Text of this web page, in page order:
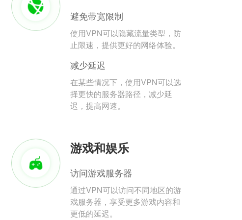
避免带宽限制
使用VPN可以隐藏流量类型，防
止限速，提供更好的网络体验。
减少延迟
在某些情况下，使用VPN可以选
择更快的服务器路径，减少延
迟，提高网速。
游戏和娱乐
访问游戏服务器
通过VPN可以访问不同地区的游
戏服务器，享受更多游戏内容和
更低的延迟。